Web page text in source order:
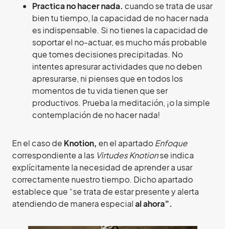
Practica no hacer nada. cuando se trata de usar
bien tu tiempo, la capacidad de no hacer nada
es indispensable. Si no tienes la capacidad de
soportar el no-actuar, es mucho más probable
que tomes decisiones precipitadas. No
intentes apresurar actividades que no deben
apresurarse, ni pienses que en todos los
momentos de tu vida tienen que ser
productivos. Prueba la meditación, ¡o la simple
contemplación de no hacer nada!
En el caso de Knotion, en el apartadoEnfoque
correspondiente a las Virtudes Knotionse indica
explícitamente la necesidad de aprender a usar
correctamente nuestro tiempo. Dicho apartado
establece que “se trata de estar presente y alerta
atendiendo de manera especialal ahora”.